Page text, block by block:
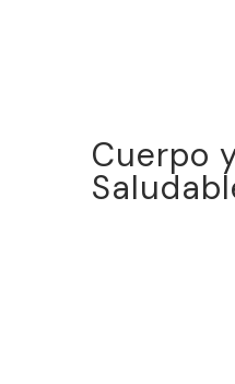
Cuerpo